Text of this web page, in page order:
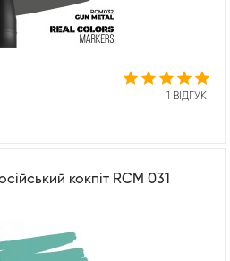
1 ВІДГУК
кокпіт RCM 031